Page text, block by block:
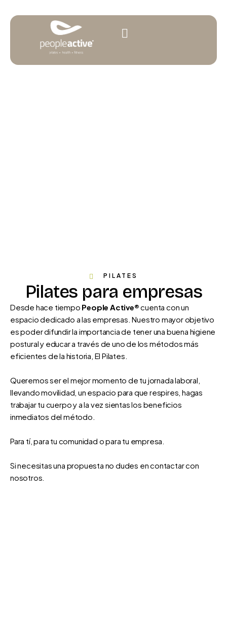
PILATES
Pilates para empresas
Desde hace tiempo People Active®cuenta con un
espacio dedicado a las empresas. Nuestro mayor objetivo
es poder difundir la importancia de tener una buena higiene
postural y educar a través de uno de los métodos más
eficientes de la historia, El Pilates.
Queremos ser el mejor momento de tu jornada laboral,
llevando movilidad, un espacio para que respires, hagas
trabajar tu cuerpo y a la vez sientas los beneficios
inmediatos del método.
Para tí, para tu comunidad o para tu empresa.
Si necesitas una propuesta no dudes en contactar con
nosotros.